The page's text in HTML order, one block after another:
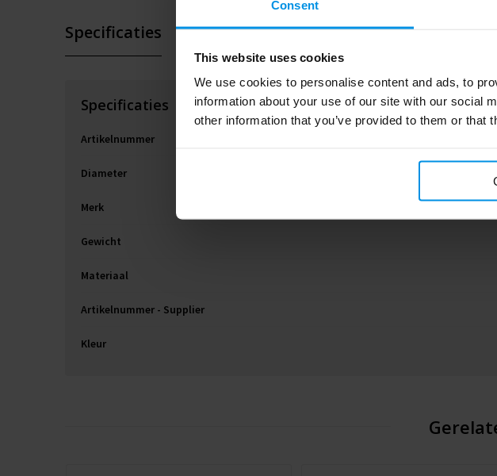
Consent
This website uses cookies
We use cookies to personalise content and ads, to
information about your use of our site with our social
other information that you’ve provided to them or that
Specificaties
Specificaties
Artikelnummer
Diameter
Merk
Gewicht
Materiaal
Artikelnummer - Supplier
Kleur